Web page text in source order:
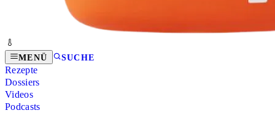
MENÜ SUCHE
Rezepte
Dossiers
Videos
Podcasts